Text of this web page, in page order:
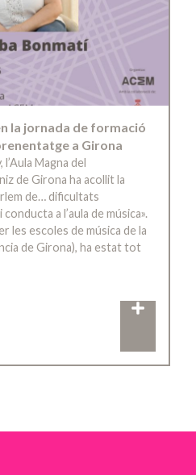
la jornada de formació
a Girona
Magna del
de Girona ha acollit la
de… dificultats
a l’aula de música».
les escoles de música de la
de Girona), ha estat tot